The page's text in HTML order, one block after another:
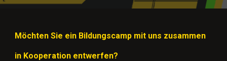
Möchten Sie ein Bildungscamp mit uns zusammen
in Kooperation entwerfen?